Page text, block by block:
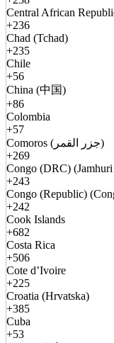
Central African
+236
Chad (Tchad)
+235
Chile
+56
China (中国)
+86
Colombia
+57
Comoros (جزر القمر)
+269
Congo (DRC)
+243
Congo (Republic)
+242
Cook Islands
+682
Costa Rica
+506
Cote d’Ivoire
+225
Croatia (Hrvatska)
+385
Cuba
+53